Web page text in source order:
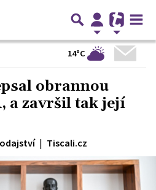
14°C
obrannou
a završil tak její
| Tiscali.cz